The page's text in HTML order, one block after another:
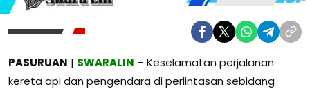
PASURUAN | SWARALIN – Keselamatan perjalanan
kereta api dan pengendara di perlintasan sebidang